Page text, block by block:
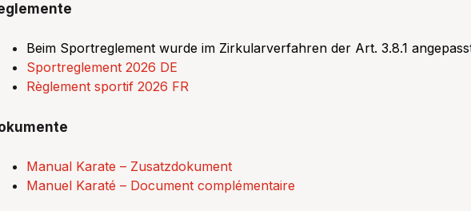
Beim Sportreglement wurde im Zirkularverfahren der Art. 3.8.1
Sportreglement 2026 DE
Règlement sportif 2026 FR
Manual Karate – Zusatzdokument
Manuel Karaté – Document complémentaire